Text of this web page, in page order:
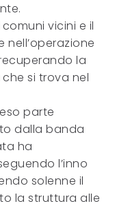
vicini e il
nell’operazione
la
si trova nel
parte
dalla banda
ha
l’inno
solenne il
la struttura alle